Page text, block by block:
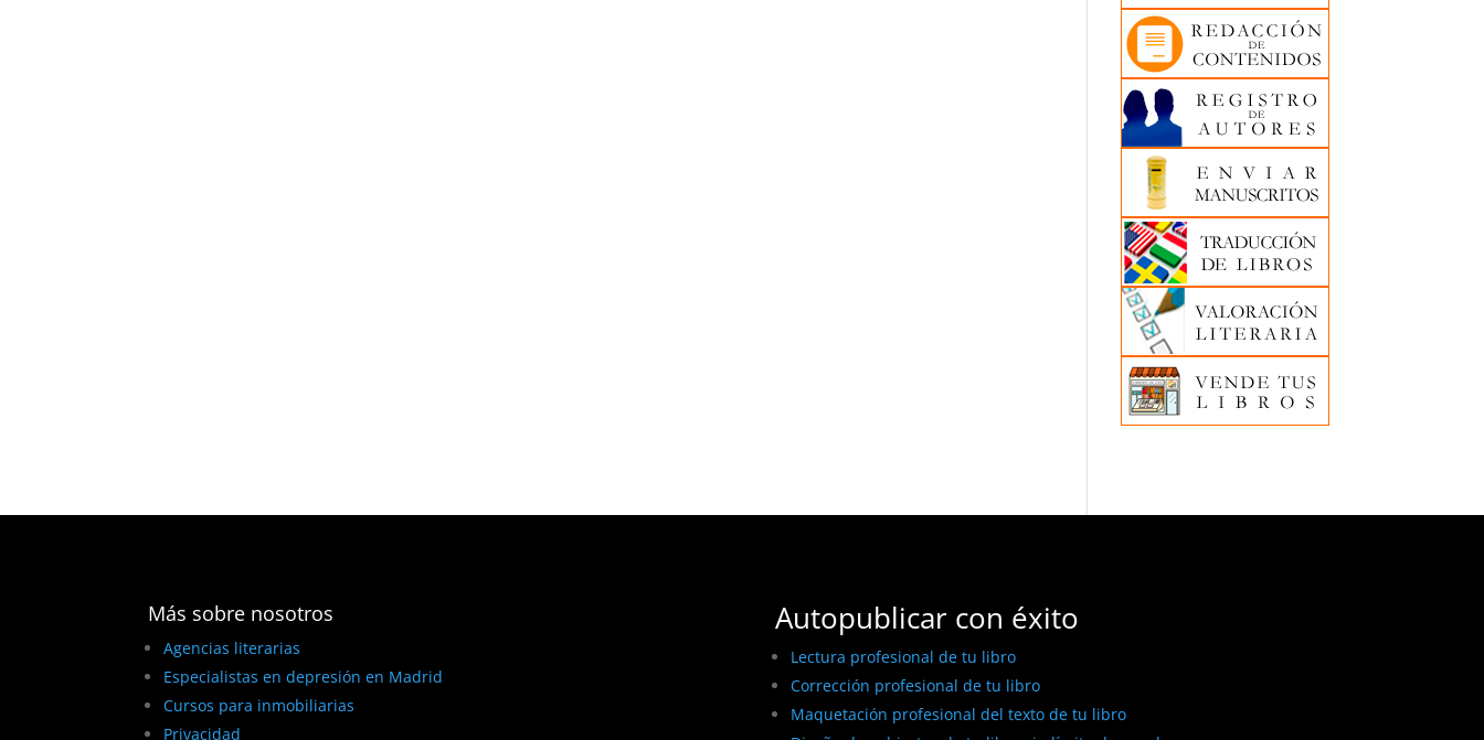
Más sobre nosotros
Agencias literarias
Especialistas en depresión en Madrid
Cursos para inmobiliarias
Privacidad
Autopublicar con éxito
Lectura profesional de tu libro
Corrección profesional de tu libro
Maquetación profesional del texto de tu libro